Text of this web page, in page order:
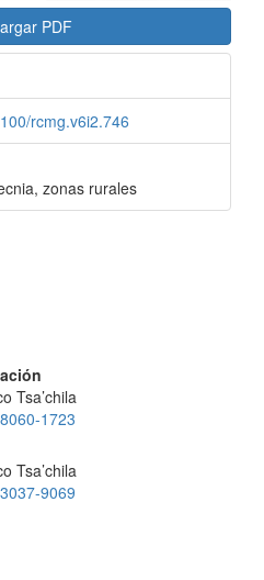
PDF
rcmg.v6i2.746
zonas rurales
Tsa’chila
1723
Tsa’chila
9069